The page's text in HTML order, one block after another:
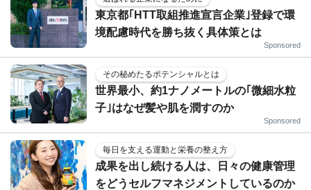
東京都｢HTT取組推進宣言企業｣登録で環
境配慮時代を勝ち抜く具体策とは
Sponsored
その秘めたるポテンシャルとは
世界最小、約1ナノメートルの｢微細水粒
子｣はなぜ髪や肌を潤すのか
Sponsored
毎日を支える運動と栄養の整え方
成果を出し続ける人は、日々の健康管理
をどうセルフマネジメントしているのか